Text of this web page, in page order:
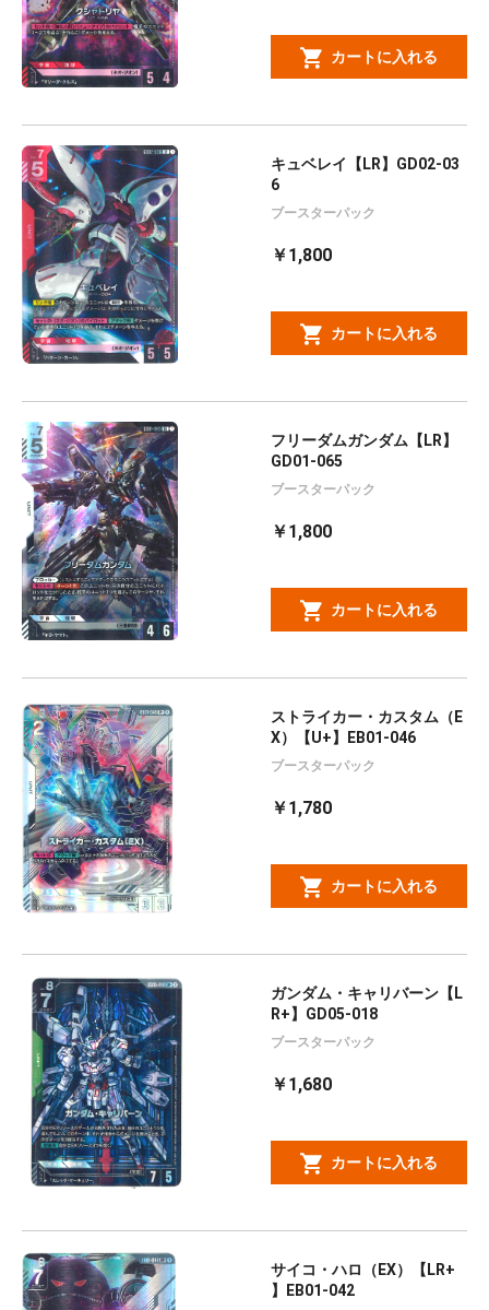
カートに入れる
キュベレイ【LR】GD02-03
6
ブースターパック
￥1,800
カートに入れる
フリーダムガンダム【LR】
GD01-065
ブースターパック
￥1,800
カートに入れる
ストライカー・カスタム（E
X）【U+】EB01-046
ブースターパック
￥1,780
カートに入れる
ガンダム・キャリバーン【L
R+】GD05-018
ブースターパック
￥1,680
カートに入れる
サイコ・ハロ（EX）【LR+
】EB01-042